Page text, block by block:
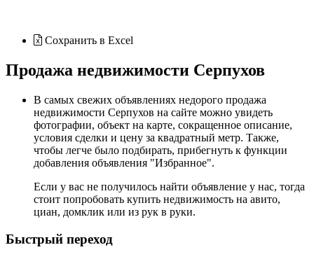
Сохранить в Excel
Продажа недвижимости Серпухов
В самых свежих объявлениях недорого продажа
недвижимости Серпухов на сайте можно увидеть
фотографии, объект на карте, сокращенное описание,
условия сделки и цену за квадратный метр. Также,
чтобы легче было подбирать, прибегнуть к функции
добавления объявления "Избранное".
Если у вас не получилось найти объявление у нас, тогда
стоит попробовать купить недвижимость на авито,
циан, домклик или из рук в руки.
Быстрый переход